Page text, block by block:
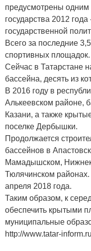
предусмотрены одним
государства 2012
государственной
Всего за последние
спортивных площадок.
Сейчас в Татарстане
бассейна, десять из
В 2016 году в
Алькеевском районе,
Казани, а также
поселке Дербышки.
Продолжается
бассейнов в
Мамадышском,
Тюлячинском
апреля 2018 года.
Таким образом, к
обеспечить крытыми
муниципальные
http://www.tatar-